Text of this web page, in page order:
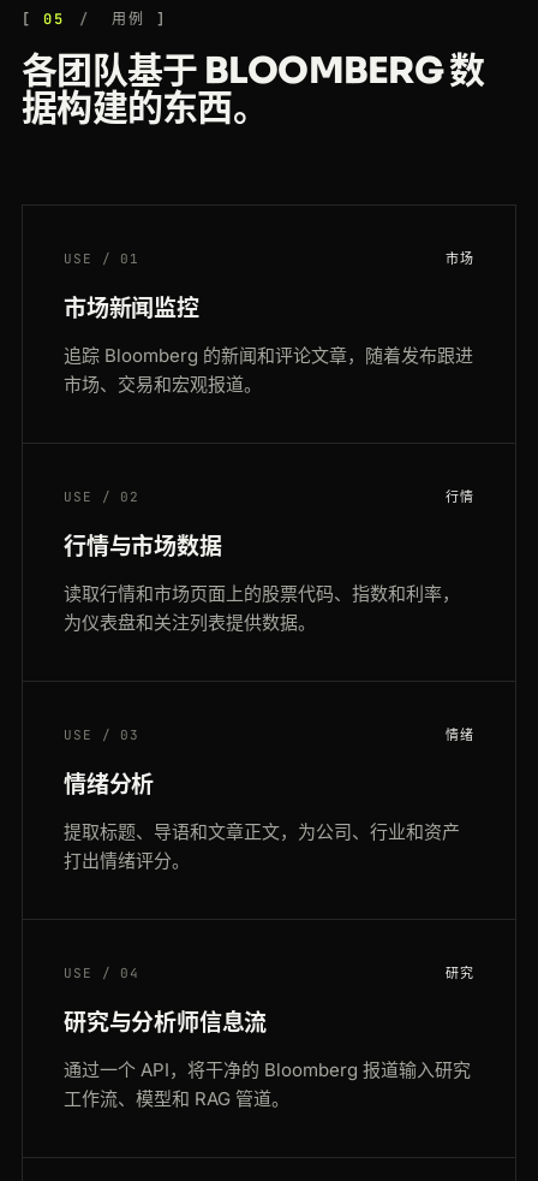
05 用例
各团队基于 BLOOMBERG 数
据构建的东西。
USE / 01 市场
市场新闻监控
追踪 Bloomberg 的新闻和评论文章，随着发布跟进
市场、交易和宏观报道。
USE / 02 行情
行情与市场数据
读取行情和市场页面上的股票代码、指数和利率，
为仪表盘和关注列表提供数据。
USE / 03 情绪
情绪分析
提取标题、导语和文章正文，为公司、行业和资产
打出情绪评分。
USE / 04 研究
研究与分析师信息流
通过一个 API，将干净的 Bloomberg 报道输入研究
工作流、模型和 RAG 管道。